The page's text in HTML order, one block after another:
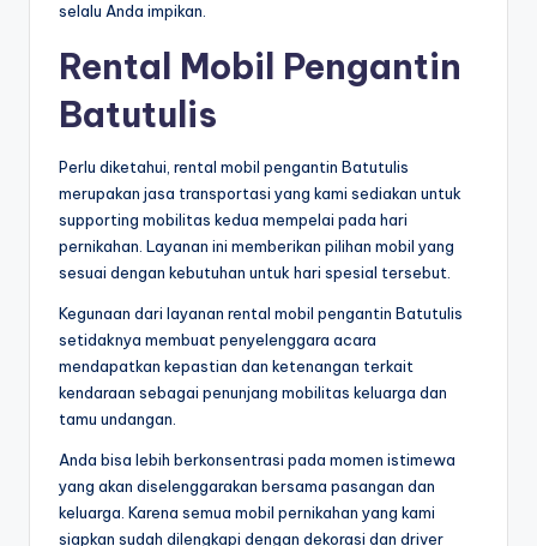
selalu Anda impikan.
Rental Mobil Pengantin
Batutulis
Perlu diketahui, rental mobil pengantin Batutulis
merupakan jasa transportasi yang kami sediakan untuk
supporting mobilitas kedua mempelai pada hari
pernikahan. Layanan ini memberikan pilihan mobil yang
sesuai dengan kebutuhan untuk hari spesial tersebut.
Kegunaan dari layanan rental mobil pengantin Batutulis
setidaknya membuat penyelenggara acara
mendapatkan kepastian dan ketenangan terkait
kendaraan sebagai penunjang mobilitas keluarga dan
tamu undangan.
Anda bisa lebih berkonsentrasi pada momen istimewa
yang akan diselenggarakan bersama pasangan dan
keluarga. Karena semua mobil pernikahan yang kami
siapkan sudah dilengkapi dengan dekorasi dan driver